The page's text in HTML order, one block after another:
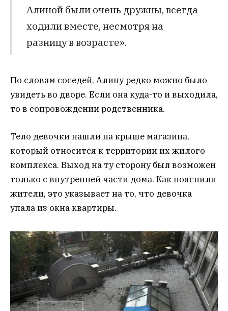
Алиной были очень дружны, всегда
ходили вместе, несмотря на
разницу в возрасте».
По словам соседей, Алину редко можно было
увидеть во дворе. Если она куда-то и выходила,
то в сопровождении родственника.
Тело девочки нашли на крыше магазина,
который относится к территории их жилого
комплекса. Выход на ту сторону был возможен
только с внутренней части дома. Как пояснили
жители, это указывает на то, что девочка
упала из окна квартиры.